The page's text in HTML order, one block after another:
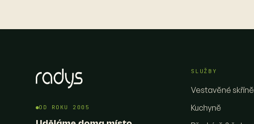
OD ROKU 2005
SLUŽBY
Vestavěné skříně
Kuchyně